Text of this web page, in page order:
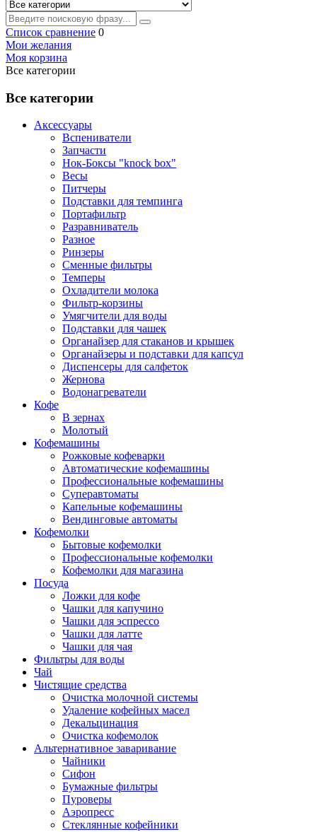
Список сравнение 0
Мои желания
Моя корзина
Все категории
Все категории
Аксессуары
Вспениватели
Запчасти
Нок-Боксы "knock box"
Весы
Питчеры
Подставки для темпинга
Портафильтр
Разравниватель
Разное
Ринзеры
Сменные фильтры
Темперы
Охладители молока
Фильтр-корзины
Умягчители для воды
Подставки для чашек
Органайзер для стаканов и крышек
Органайзеры и подставки для капсул
Диспенсеры для салфеток
Жернова
Водонагреватели
Кофе
В зернах
Молотый
Кофемашины
Рожковые кофеварки
Автоматические кофемашины
Профессиональные кофемашины
Суперавтоматы
Капельные кофемашины
Вендинговые автоматы
Кофемолки
Бытовые кофемолки
Профессиональные кофемолки
Кофемолки для магазина
Посуда
Ложки для кофе
Чашки для капучино
Чашки для эспрессо
Чашки для латте
Чашки для чая
Фильтры для воды
Чай
Чистящие средства
Очистка молочной системы
Удаление кофейных масел
Декальцинация
Очистка кофемолок
Альтернативное заваривание
Чайники
Сифон
Бумажные фильтры
Пуроверы
Аэропресс
Стеклянные кофейники